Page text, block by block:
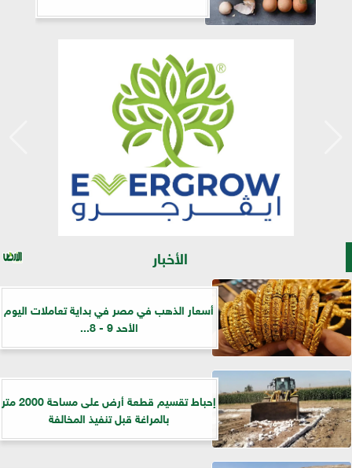
الأخبار
أسعار الذهب في مصر في بداية تعاملات اليوم
الأحد 9 - 8...
إحباط تقسيم قطعة أرض على مساحة 2000 متر
بالمراغة قبل تنفيذ المخالفة